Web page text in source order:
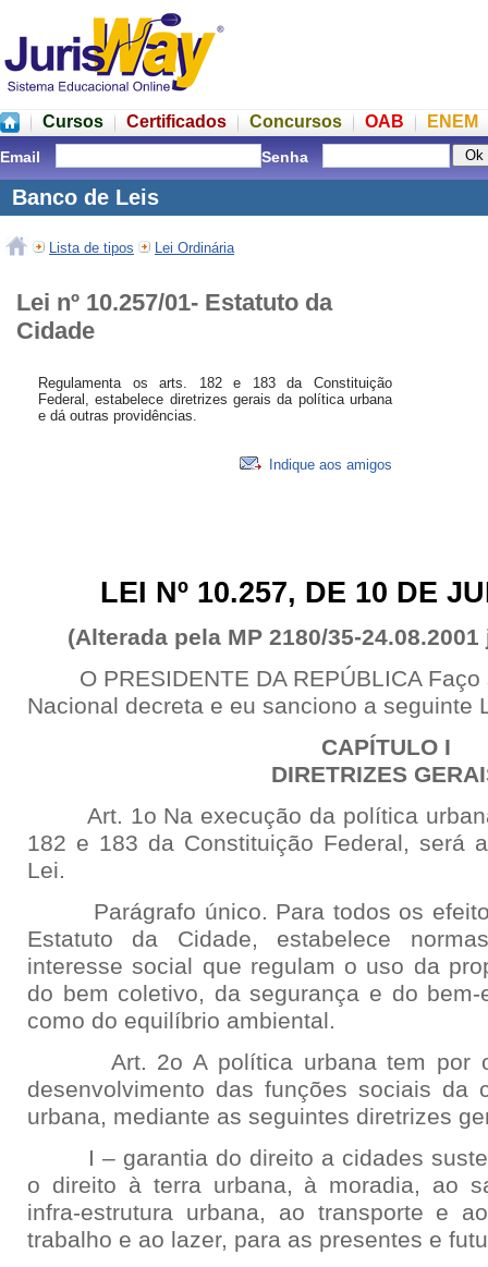
Cursos Certificados Concursos OAB ENEM
Email Senha
Banco de Leis
Lista de tipos Lei Ordinária
Lei nº 10.257/01- Estatuto da
Cidade
Regulamenta os arts. 182 e 183 da Constituição
Federal, estabelece diretrizes gerais da política urbana
e dá outras providências.
Indique aos amigos
LEI Nº 10.257, DE 10 DE
(Alterada pela MP 2180/35-
O PRESIDENTE DA REPÚBLICA Faço
Nacional decreta e eu sanciono a seguinte
CAPÍTULO I
DIRETRIZES
Art. 1o Na execução da política
182 e 183 da Constituição Federal, será
Lei.
Parágrafo único. Para todos os
Estatuto da Cidade, estabelece
interesse social que regulam o uso da
do bem coletivo, da segurança e do
como do equilíbrio ambiental.
Art. 2o A política urbana tem por
desenvolvimento das funções sociais da
urbana, mediante as seguintes diretrizes
I – garantia do direito a cidades
o direito à terra urbana, à moradia, ao
infra-estrutura urbana, ao transporte e
trabalho e ao lazer, para as presentes e